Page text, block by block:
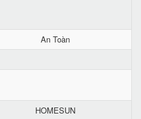
An Toàn
HOMESUN